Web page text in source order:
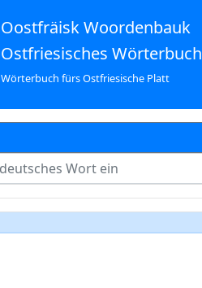
Oostfräisk Woordenbauk
Ostfriesisches Wörterbuch
Wörterbuch fürs Ostfriesische Platt